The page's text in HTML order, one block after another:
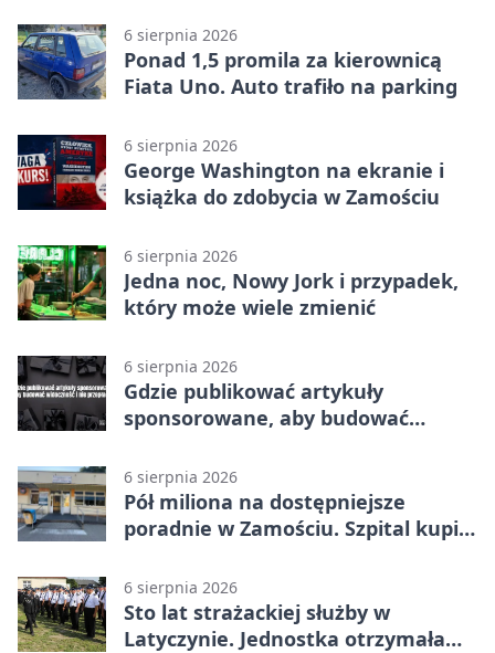
6 sierpnia 2026
Ponad 1,5 promila za kierownicą
Fiata Uno. Auto trafiło na parking
6 sierpnia 2026
George Washington na ekranie i
książka do zdobycia w Zamościu
6 sierpnia 2026
Jedna noc, Nowy Jork i przypadek,
który może wiele zmienić
6 sierpnia 2026
Gdzie publikować artykuły
sponsorowane, aby budować
6 sierpnia 2026
Pół miliona na dostępniejsze
poradnie w Zamościu. Szpital kupi
6 sierpnia 2026
Sto lat strażackiej służby w
Latyczynie. Jednostka otrzymała